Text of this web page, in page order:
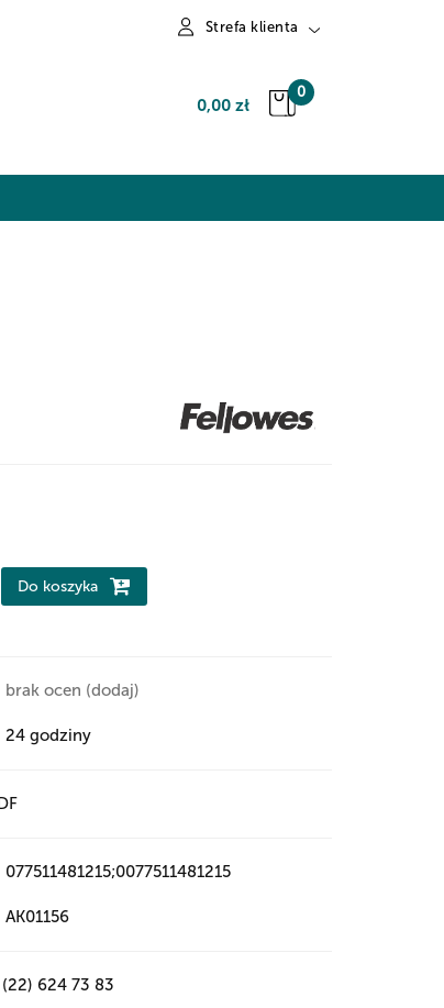
Strefa klienta
Zaloguj się
Zarejestruj się
0,00 zł
0
Do koszyka
brak ocen (dodaj)
24 godziny
077511481215;0077511481215
AK01156
624 73 83